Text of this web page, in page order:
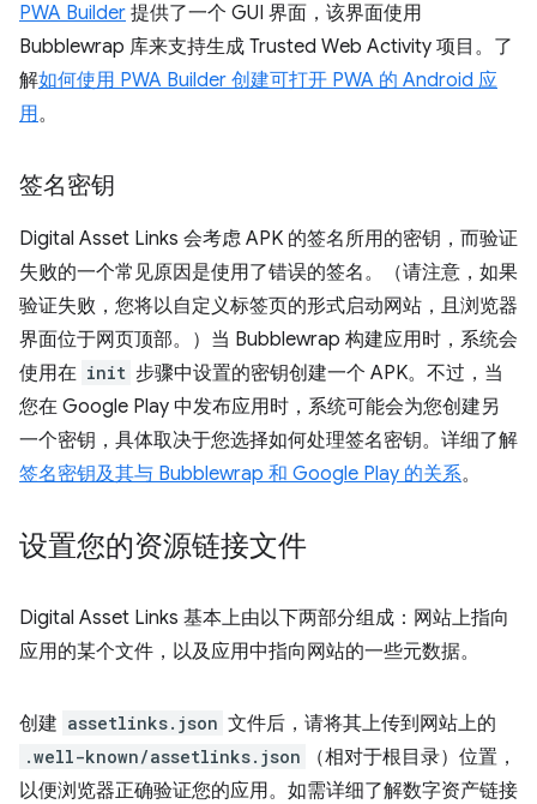
PWA Builder 提供了一个 GUI 界面，该界面使用
Bubblewrap 库来支持生成 Trusted Web Activity 项目。了
解如何使用 PWA Builder 创建可打开 PWA 的 Android 应
用。
签名密钥
Digital Asset Links 会考虑 APK 的签名所用的密钥，而验证
失败的一个常见原因是使用了错误的签名。（请注意，如果
验证失败，您将以自定义标签页的形式启动网站，且浏览器
界面位于网页顶部。）当 Bubblewrap 构建应用时，系统会
使用在 init 步骤中设置的密钥创建一个 APK。不过，当
您在 Google Play 中发布应用时，系统可能会为您创建另
一个密钥，具体取决于您选择如何处理签名密钥。详细了解
签名密钥及其与 Bubblewrap 和 Google Play 的关系。
设置您的资源链接文件
Digital Asset Links 基本上由以下两部分组成：网站上指向
应用的某个文件，以及应用中指向网站的一些元数据。
创建 assetlinks.json 文件后，请将其上传到网站上的
.well-known/assetlinks.json
（相对于根目录）位置，
以便浏览器正确验证您的应用。如需详细了解数字资产链接